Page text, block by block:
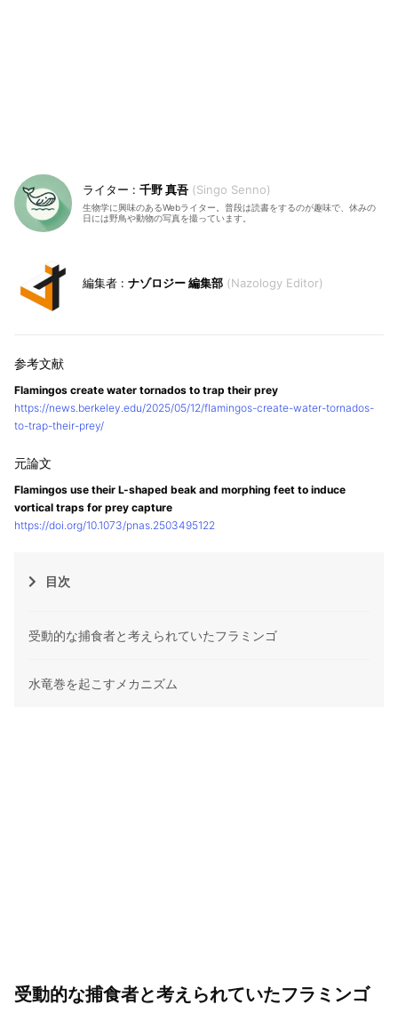
千野 真吾 Singo Senno
生物学に興味のあるWebライター。普段は読書をするのが趣味で、休みの
日には野鳥や動物の写真を撮っています。
ナゾロジー 編集部 Nazology Editor
Flamingos create water tornados to trap their prey
https://news.berkeley.edu/2025/05/12/flamingos-create-water-tornados-
to-trap-their-prey/
Flamingos use their L-shaped beak and morphing feet to induce
vortical traps for prey capture
https://doi.org/10.1073/pnas.2503495122
目次
受動的な捕食者と考えられていたフラミンゴ
水竜巻を起こすメカニズム
受動的な捕食者と考えられていたフラミンゴ